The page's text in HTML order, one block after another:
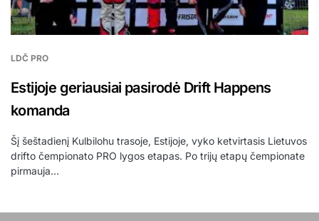
LDČ PRO
Estijoje geriausiai pasirodė Drift Happens
komanda
Šį šeštadienį Kulbilohu trasoje, Estijoje, vyko ketvirtasis Lietuvos
drifto čempionato PRO lygos etapas. Po trijų etapų čempionate
pirmauja…